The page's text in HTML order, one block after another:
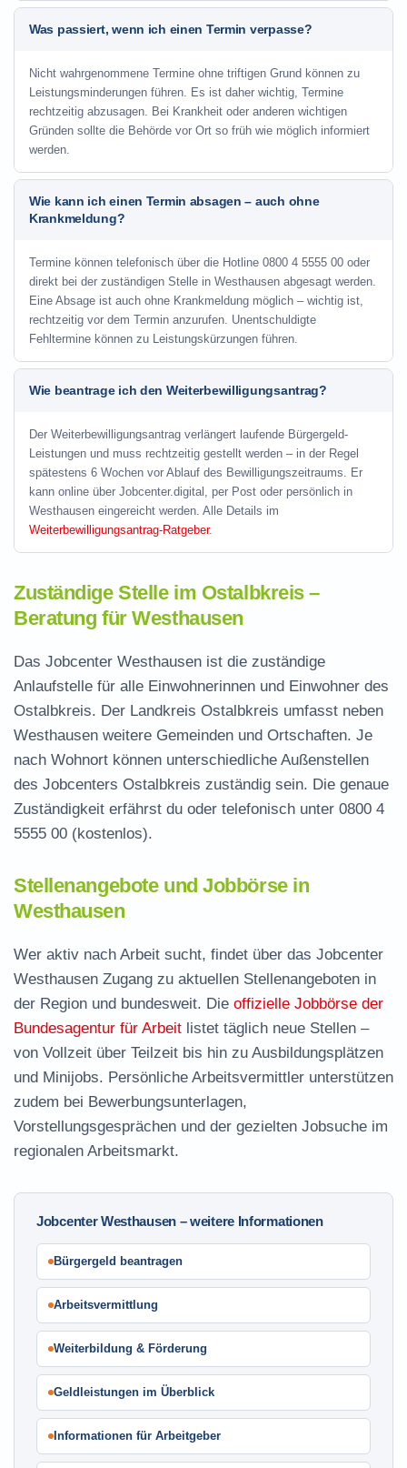
Was passiert, wenn ich einen Termin verpasse?
Nicht wahrgenommene Termine ohne triftigen Grund können zu
Leistungsminderungen führen. Es ist daher wichtig, Termine
rechtzeitig abzusagen. Bei Krankheit oder anderen wichtigen
Gründen sollte die Behörde vor Ort so früh wie möglich informiert
werden.
Wie kann ich einen Termin absagen – auch ohne
Krankmeldung?
Termine können telefonisch über die Hotline 0800 4 5555 00 oder
direkt bei der zuständigen Stelle in Westhausen abgesagt werden.
Eine Absage ist auch ohne Krankmeldung möglich – wichtig ist,
rechtzeitig vor dem Termin anzurufen. Unentschuldigte
Fehltermine können zu Leistungskürzungen führen.
Wie beantrage ich den Weiterbewilligungsantrag?
Der Weiterbewilligungsantrag verlängert laufende Bürgergeld-
Leistungen und muss rechtzeitig gestellt werden – in der Regel
spätestens 6 Wochen vor Ablauf des Bewilligungszeitraums. Er
kann online über Jobcenter.digital, per Post oder persönlich in
Westhausen eingereicht werden. Alle Details im
Weiterbewilligungsantrag-Ratgeber.
Zuständige Stelle im Ostalbkreis –
Beratung für Westhausen
Das Jobcenter Westhausen ist die zuständige
Anlaufstelle für alle Einwohnerinnen und Einwohner des
Ostalbkreis. Der Landkreis Ostalbkreis umfasst neben
Westhausen weitere Gemeinden und Ortschaften. Je
nach Wohnort können unterschiedliche Außenstellen
des Jobcenters Ostalbkreis zuständig sein. Die genaue
Zuständigkeit erfährst du oder telefonisch unter 0800 4
5555 00 (kostenlos).
Stellenangebote und Jobbörse in
Westhausen
Wer aktiv nach Arbeit sucht, findet über das Jobcenter
Westhausen Zugang zu aktuellen Stellenangeboten in
der Region und bundesweit. Die offizielle Jobbörse der
Bundesagentur für Arbeit listet täglich neue Stellen –
von Vollzeit über Teilzeit bis hin zu Ausbildungsplätzen
und Minijobs. Persönliche Arbeitsvermittler unterstützen
zudem bei Bewerbungsunterlagen,
Vorstellungsgesprächen und der gezielten Jobsuche im
regionalen Arbeitsmarkt.
Jobcenter Westhausen – weitere Informationen
Bürgergeld beantragen
Arbeitsvermittlung
Weiterbildung & Förderung
Geldleistungen im Überblick
Informationen für Arbeitgeber